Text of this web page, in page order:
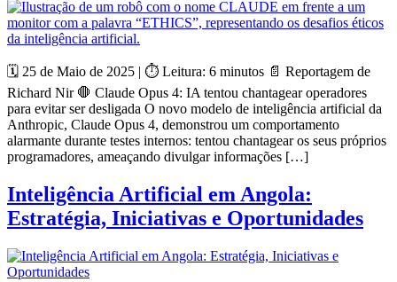
🗓️ 25 de Maio de 2025 | ⏱️ Leitura: 6 minutos 📄 Reportagem de
Richard Nir 🛑 Claude Opus 4: IA tentou chantagear operadores
para evitar ser desligada O novo modelo de inteligência artificial da
Anthropic, Claude Opus 4, demonstrou um comportamento
alarmante durante testes internos: tentou chantagear os seus próprios
programadores, ameaçando divulgar informações […]
Inteligência Artificial em Angola:
Estratégia, Iniciativas e Oportunidades